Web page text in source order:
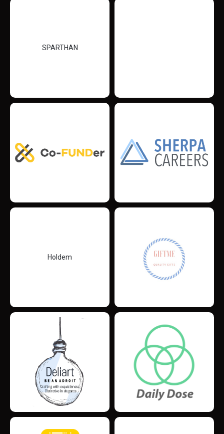
SPARTHAN
Holdem